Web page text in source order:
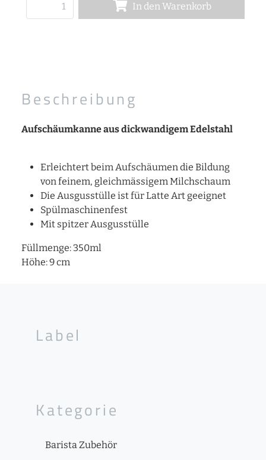
In den Warenkorb
Beschreibung
Aufschäumkanne aus dickwandigem Edelstahl
Erleichtert beim Aufschäumen die Bildung
von feinem, gleichmässigem Milchschaum
Die Ausgusstülle ist für Latte Art geeignet
Spülmaschinenfest
Mit spitzer Ausgusstülle
Füllmenge: 350ml
Höhe: 9 cm
Label
Kategorie
Barista Zubehör